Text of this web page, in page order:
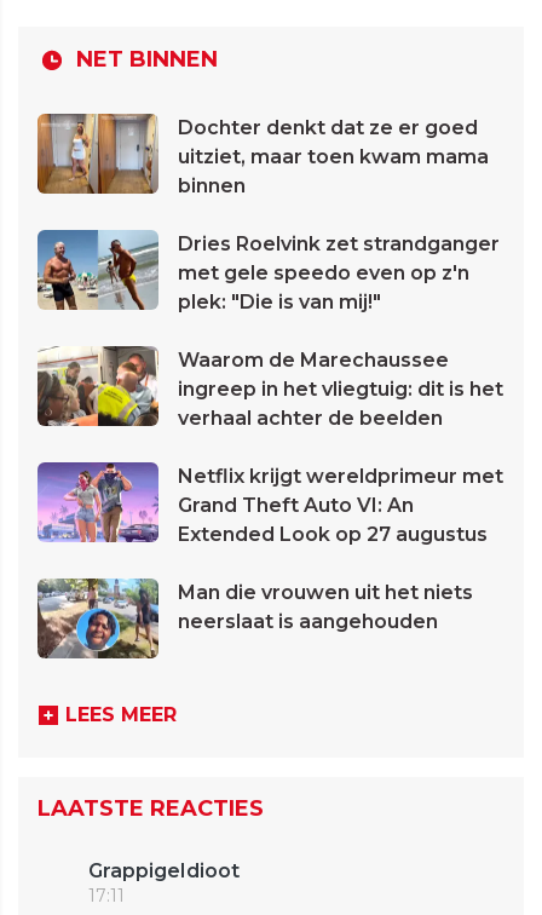
NET BINNEN
Dochter denkt dat ze er goed
uitziet, maar toen kwam mama
binnen
Dries Roelvink zet strandganger
met gele speedo even op z'n
plek: "Die is van mij!"
Waarom de Marechaussee
ingreep in het vliegtuig: dit is het
verhaal achter de beelden
Netflix krijgt wereldprimeur met
Grand Theft Auto VI: An
Extended Look op 27 augustus
Man die vrouwen uit het niets
neerslaat is aangehouden
LEES MEER
LAATSTE REACTIES
GrappigeIdioot
17:11